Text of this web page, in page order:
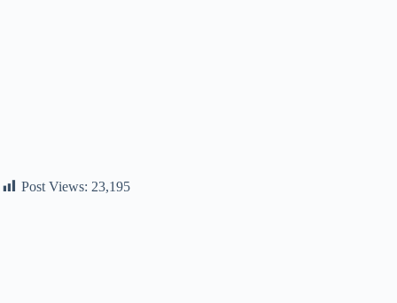
Post Views: 23,195